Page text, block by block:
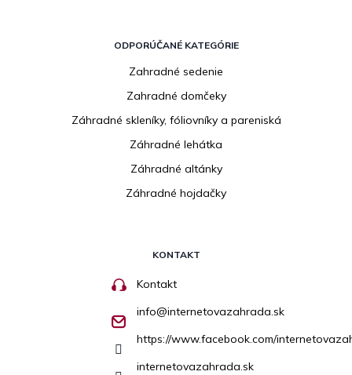
ODPORÚČANÉ KATEGÓRIE
Zahradné sedenie
Zahradné domčeky
Záhradné skleníky, fóliovníky a pareniská
Záhradné lehátka
Záhradné altánky
Záhradné hojdačky
KONTAKT
Kontakt
info@internetovazahrada.sk
https://www.facebook.com/
internetovazahrada.sk